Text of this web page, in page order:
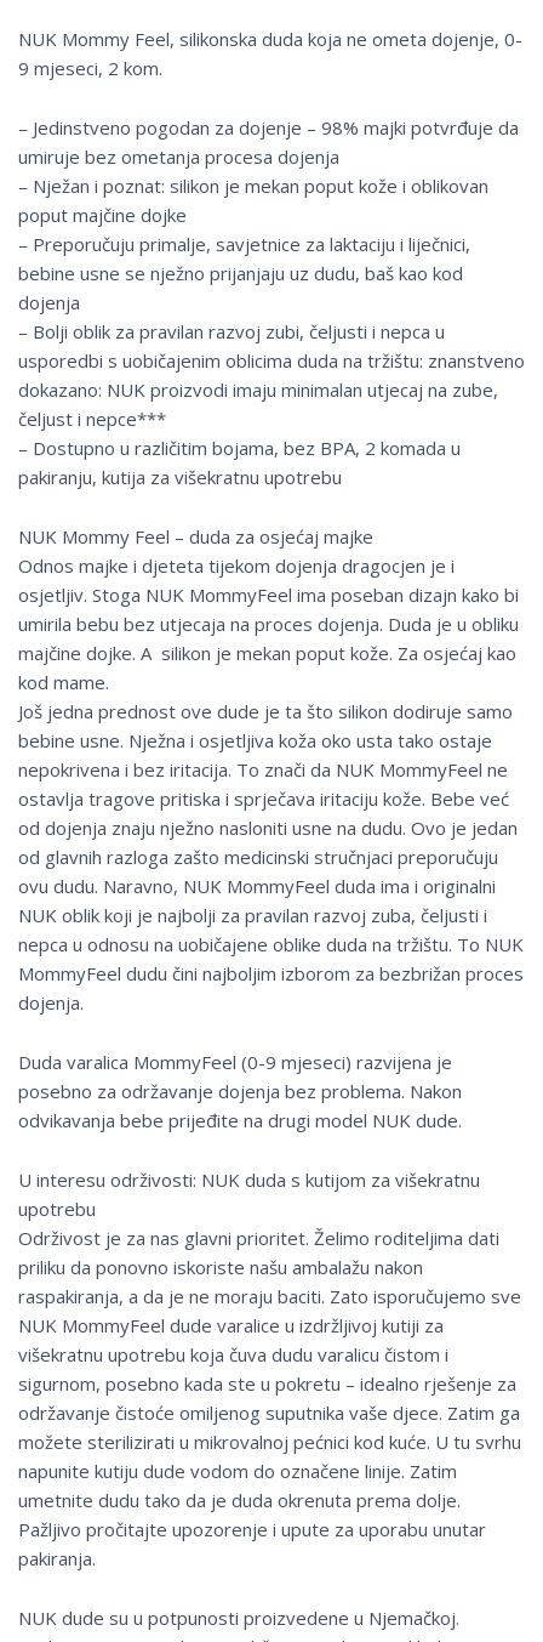
NUK Mommy Feel, silikonska duda koja ne ometa dojenje, 0-
9 mjeseci, 2 kom.
– Jedinstveno pogodan za dojenje – 98% majki potvrđuje da
umiruje bez ometanja procesa dojenja
– Nježan i poznat: silikon je mekan poput kože i oblikovan
poput majčine dojke
– Preporučuju primalje, savjetnice za laktaciju i liječnici,
bebine usne se nježno prijanjaju uz dudu, baš kao kod
dojenja
– Bolji oblik za pravilan razvoj zubi, čeljusti i nepca u
usporedbi s uobičajenim oblicima duda na tržištu: znanstveno
dokazano: NUK proizvodi imaju minimalan utjecaj na zube,
čeljust i nepce***
– Dostupno u različitim bojama, bez BPA, 2 komada u
pakiranju, kutija za višekratnu upotrebu
NUK Mommy Feel – duda za osjećaj majke
Odnos majke i djeteta tijekom dojenja dragocjen je i
osjetljiv. Stoga NUK MommyFeel ima poseban dizajn kako bi
umirila bebu bez utjecaja na proces dojenja. Duda je u obliku
majčine dojke. A silikon je mekan poput kože. Za osjećaj kao
kod mame.
Još jedna prednost ove dude je ta što silikon dodiruje samo
bebine usne. Nježna i osjetljiva koža oko usta tako ostaje
nepokrivena i bez iritacija. To znači da NUK MommyFeel ne
ostavlja tragove pritiska i sprječava iritaciju kože. Bebe već
od dojenja znaju nježno nasloniti usne na dudu. Ovo je jedan
od glavnih razloga zašto medicinski stručnjaci preporučuju
ovu dudu. Naravno, NUK MommyFeel duda ima i originalni
NUK oblik koji je najbolji za pravilan razvoj zuba, čeljusti i
nepca u odnosu na uobičajene oblike duda na tržištu. To NUK
MommyFeel dudu čini najboljim izborom za bezbrižan proces
dojenja.
Duda varalica MommyFeel (0-9 mjeseci) razvijena je
posebno za održavanje dojenja bez problema. Nakon
odvikavanja bebe prijeđite na drugi model NUK dude.
U interesu održivosti: NUK duda s kutijom za višekratnu
upotrebu
Održivost je za nas glavni prioritet. Želimo roditeljima dati
priliku da ponovno iskoriste našu ambalažu nakon
raspakiranja, a da je ne moraju baciti. Zato isporučujemo sve
NUK MommyFeel dude varalice u izdržljivoj kutiji za
višekratnu upotrebu koja čuva dudu varalicu čistom i
sigurnom, posebno kada ste u pokretu – idealno rješenje za
održavanje čistoće omiljenog suputnika vaše djece. Zatim ga
možete sterilizirati u mikrovalnoj pećnici kod kuće. U tu svrhu
napunite kutiju dude vodom do označene linije. Zatim
umetnite dudu tako da je duda okrenuta prema dolje.
Pažljivo pročitajte upozorenje i upute za uporabu unutar
pakiranja.
NUK dude su u potpunosti proizvedene u Njemačkoj.